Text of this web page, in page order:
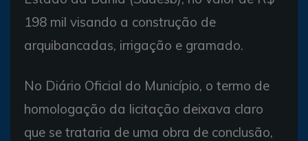
198 mil visando a construção de
arquibancadas, irrigação e gramado.
No Diário Oficial do Município, o termo de
homologação da licitação deixava claro
que se trataria de uma obra de conclusão,